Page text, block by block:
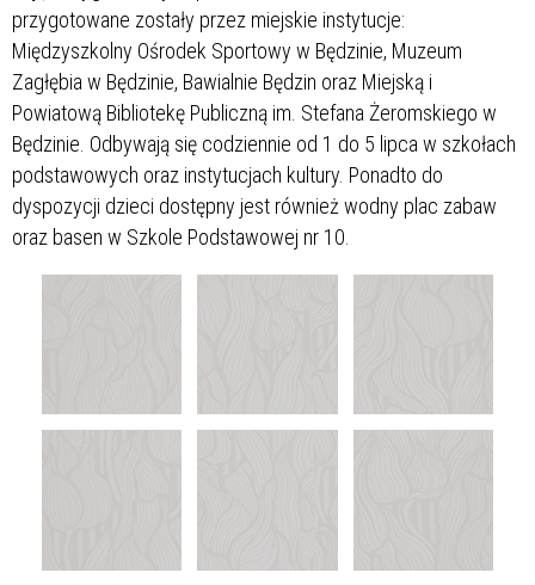
przygotowane zostały przez miejskie instytucje:
Międzyszkolny Ośrodek Sportowy w Będzinie, Muzeum
Zagłębia w Będzinie, Bawialnie Będzin oraz Miejską i
Powiatową Bibliotekę Publiczną im. Stefana Żeromskiego w
Będzinie. Odbywają się codziennie od 1 do 5 lipca w szkołach
podstawowych oraz instytucjach kultury. Ponadto do
dyspozycji dzieci dostępny jest również wodny plac zabaw
oraz basen w Szkole Podstawowej nr 10.